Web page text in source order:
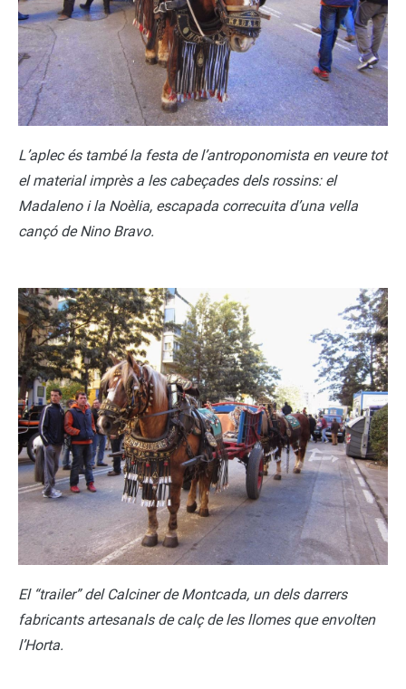
L’aplec és també la festa de l’antroponomista en veure tot
el material imprès a les cabeçades dels rossins: el
Madaleno i la Noèlia, escapada correcuita d’una vella
cançó de Nino Bravo.
El “trailer” del Calciner de Montcada, un dels darrers
fabricants artesanals de calç de les llomes que envolten
l’Horta.